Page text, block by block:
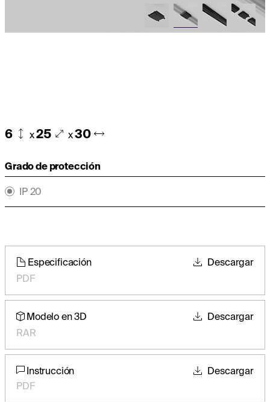
6 x25 x30
Grado de protección
IP 20
Especificación
PDF
Descargar
Modelo en 3D
RAR
Descargar
Instrucción
PDF
Descargar